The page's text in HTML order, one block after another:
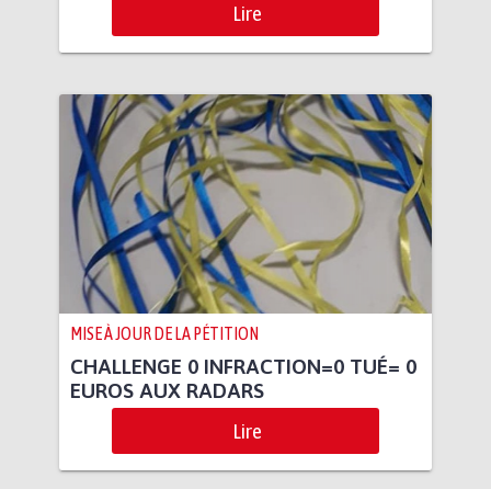
Lire
MISE À JOUR DE LA PÉTITION
CHALLENGE 0 INFRACTION=0 TUÉ= 0
EUROS AUX RADARS
Lire